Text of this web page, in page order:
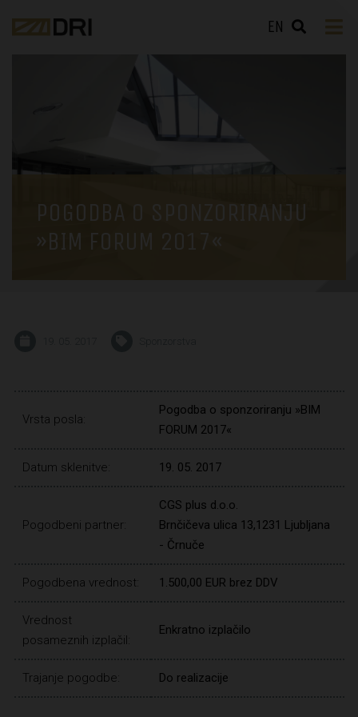
EN
POGODBA O SPONZORIRANJU
»BIM FORUM 2017«
Vrsta posla:
Pogodba o sponzoriranju »BIM
FORUM 2017«
Datum sklenitve: 19. 05. 2017
Pogodbeni partner:
CGS plus d.o.o.
Brnčičeva ulica 13,1231 Ljubljana
- Črnuče
Pogodbena vrednost: 1.500,00 EUR brez DDV
Vrednost
posameznih izplačil:
Enkratno izplačilo
Trajanje pogodbe: Do realizacije